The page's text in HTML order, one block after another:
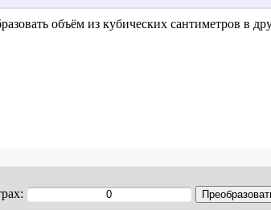
объём из кубических сантиметров в